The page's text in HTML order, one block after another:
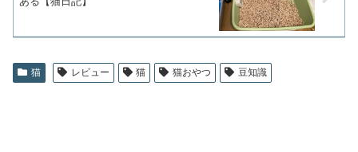
猫 レビュー 猫 猫おやつ 豆知識